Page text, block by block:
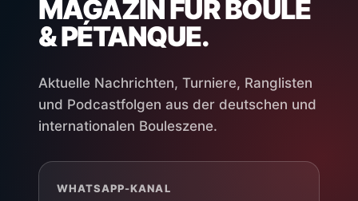
MAGAZIN FÜR BOULE
& PÉTANQUE.
Aktuelle Nachrichten, Turniere, Ranglisten
und Podcastfolgen aus der deutschen und
internationalen Bouleszene.
WHATSAPP-KANAL